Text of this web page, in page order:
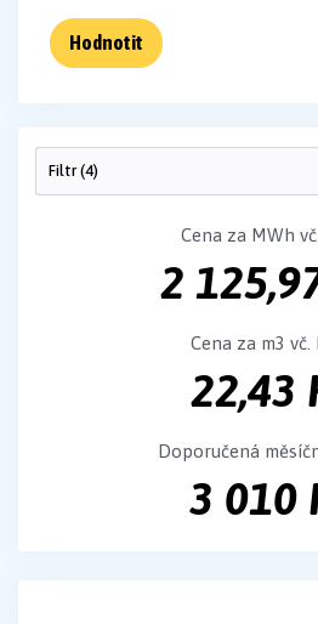
Hodnotit
Filtr (4)
Cena za MWh
2
Cena za m3 vč.
22,43
Doporučená
3 010